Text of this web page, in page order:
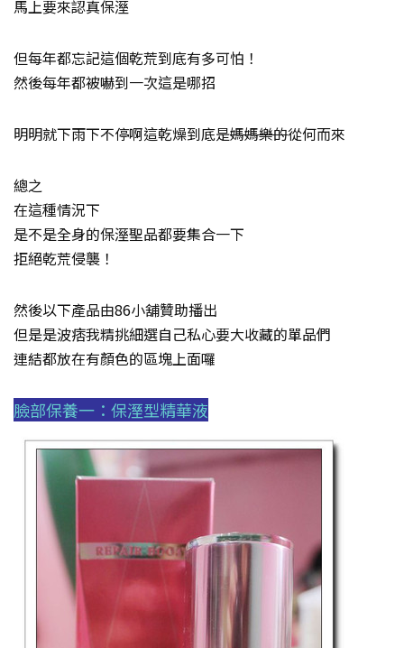
馬上要來認真保溼
但每年都忘記這個乾荒到底有多可怕！
然後每年都被嚇到一次這是哪招
明明就下雨下不停啊這乾燥到底是媽媽樂的從何而來
總之
在這種情況下
是不是全身的保溼聖品都要集合一下
拒絕乾荒侵襲！
然後以下產品由86小舖贊助播出
但是是波痞我精挑細選自己私心要大收藏的單品們
連結都放在有顏色的區塊上面囉
臉部保養一：保溼型精華液